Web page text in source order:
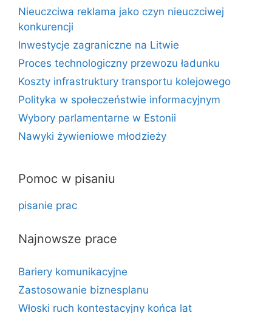
Nieuczciwa reklama jako czyn nieuczciwej
konkurencji
Inwestycje zagraniczne na Litwie
Proces technologiczny przewozu ładunku
Koszty infrastruktury transportu kolejowego
Polityka w społeczeństwie informacyjnym
Wybory parlamentarne w Estonii
Nawyki żywieniowe młodzieży
Pomoc w pisaniu
pisanie prac
Najnowsze prace
Bariery komunikacyjne
Zastosowanie biznesplanu
Włoski ruch kontestacyjny końca lat